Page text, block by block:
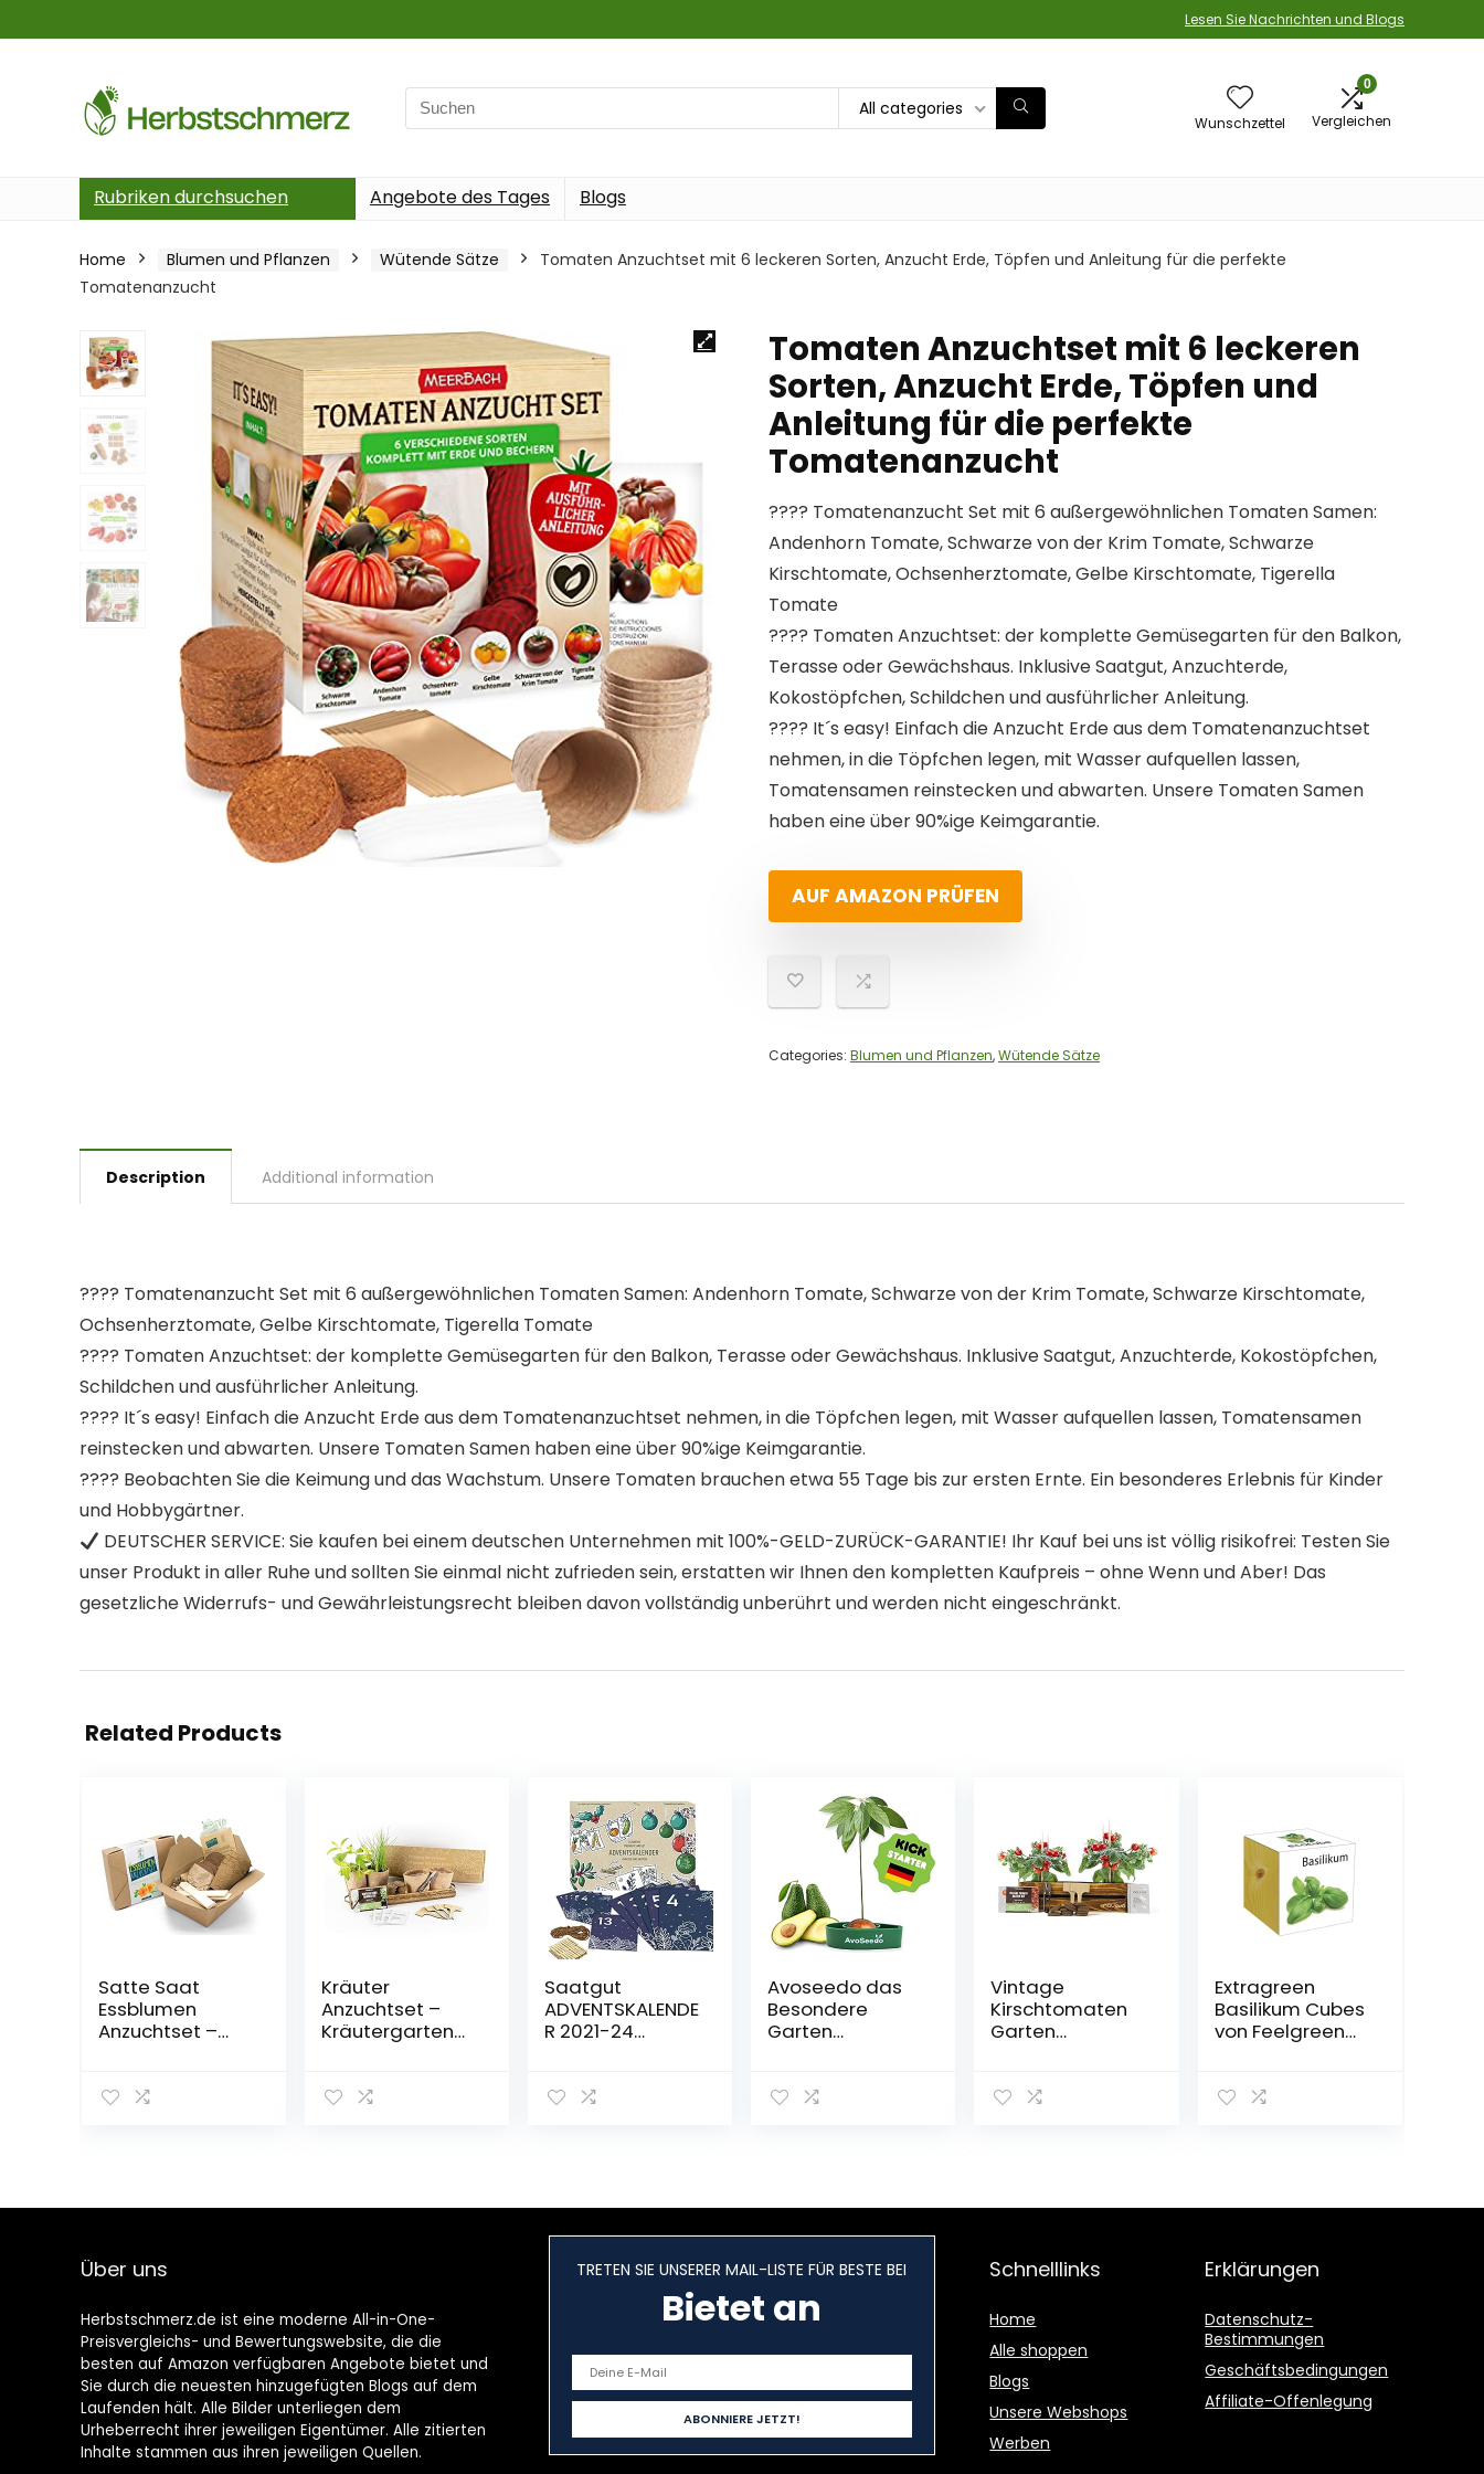
Lesen Sie Nachrichten und Blogs
Search
for:
All categories
Wunschzettel
0
Vergleichen
Rubriken durchsuchen Angebote des Tages Blogs
Home Blumen und Pflanzen Wütende Sätze
Tomaten Anzuchtset mit 6 leckeren Sorten, Anzucht Erde, Töpfen und Anleitung für die perfekte
Tomatenanzucht
Tomaten Anzuchtset mit 6 leckeren
Sorten, Anzucht Erde, Töpfen und
Anleitung für die perfekte
Tomatenanzucht
???? Tomatenanzucht Set mit 6 außergewöhnlichen Tomaten Samen:
Andenhorn Tomate, Schwarze von der Krim Tomate, Schwarze
Kirschtomate, Ochsenherztomate, Gelbe Kirschtomate, Tigerella
Tomate
???? Tomaten Anzuchtset: der komplette Gemüsegarten für den Balkon,
Terasse oder Gewächshaus. Inklusive Saatgut, Anzuchterde,
Kokostöpfchen, Schildchen und ausführlicher Anleitung.
???? It´s easy! Einfach die Anzucht Erde aus dem Tomatenanzuchtset
nehmen, in die Töpfchen legen, mit Wasser aufquellen lassen,
Tomatensamen reinstecken und abwarten. Unsere Tomaten Samen
haben eine über 90%ige Keimgarantie.
AUF AMAZON PRÜFEN
Categories: Blumen und Pflanzen,Wütende Sätze
Description Additional information
???? Tomatenanzucht Set mit 6 außergewöhnlichen Tomaten Samen: Andenhorn Tomate, Schwarze von der Krim Tomate, Schwarze Kirschtomate,
Ochsenherztomate, Gelbe Kirschtomate, Tigerella Tomate
???? Tomaten Anzuchtset: der komplette Gemüsegarten für den Balkon, Terasse oder Gewächshaus. Inklusive Saatgut, Anzuchterde, Kokostöpfchen,
Schildchen und ausführlicher Anleitung.
???? It´s easy! Einfach die Anzucht Erde aus dem Tomatenanzuchtset nehmen, in die Töpfchen legen, mit Wasser aufquellen lassen, Tomatensamen
reinstecken und abwarten. Unsere Tomaten Samen haben eine über 90%ige Keimgarantie.
???? Beobachten Sie die Keimung und das Wachstum. Unsere Tomaten brauchen etwa 55 Tage bis zur ersten Ernte. Ein besonderes Erlebnis für Kinder
und Hobbygärtner.
DEUTSCHER SERVICE: Sie kaufen bei einem deutschen Unternehmen mit 100%-GELD-ZURÜCK-GARANTIE! Ihr Kauf bei uns ist völlig risikofrei: Testen Sie
unser Produkt in aller Ruhe und sollten Sie einmal nicht zufrieden sein, erstatten wir Ihnen den kompletten Kaufpreis – ohne Wenn und Aber! Das
gesetzliche Widerrufs- und Gewährleistungsrecht bleiben davon vollständig unberührt und werden nicht eingeschränkt.
Related Products
Satte Saat
Essblumen
Anzuchtset –
& Blumen im
ideale
Kräuter
Anzuchtset –
Kräutergarten
Oregano, Salbei,
produziert
Saatgut
ADVENTSKALENDE
R 2021-24
Adventskalende
und Kinder.
GESCHENKIDEE-
Weihnachtskale
nder zum selber
Avoseedo das
Besondere
Garten
Ihren Eigenen
Frauen. Die Neue
Klein Dekoration
Schöneres Zu
Hause. Das
Komplette
Vintage
Kirschtomaten
Garten
ohne GVO, in
den Anbau Ihres
Gartens zu
Extragreen
Basilikum Cubes
von Feelgreen
Über uns
Herbstschmerz.de ist eine moderne All-in-One-
Preisvergleichs- und Bewertungswebsite, die die
besten auf Amazon verfügbaren Angebote bietet und
Sie durch die neuesten hinzugefügten Blogs auf dem
Laufenden hält. Alle Bilder unterliegen dem
Urheberrecht ihrer jeweiligen Eigentümer. Alle zitierten
Inhalte stammen aus ihren jeweiligen Quellen.
TRETEN SIE UNSERER MAIL-LISTE FÜR BESTE BEI
Bietet an
Schnelllinks
Home
Alle shoppen
Blogs
Unsere Webshops
Werben
Erklärungen
Datenschutz-
Bestimmungen
Geschäftsbedingungen
Affiliate-Offenlegung